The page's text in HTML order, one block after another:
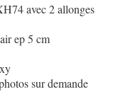
avec 2 allonges
ep 5 cm
sur demande